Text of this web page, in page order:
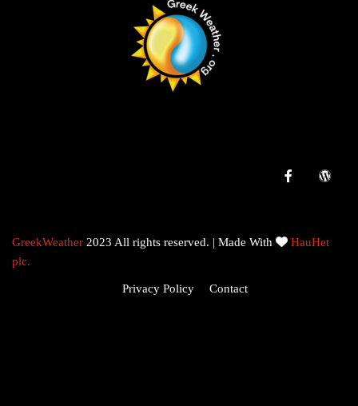
GreekWeather 2023 All rights reserved. | Made With
HauHet
plc.
Privacy Policy Contact